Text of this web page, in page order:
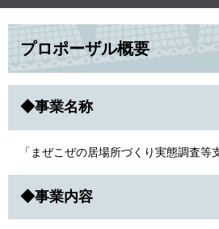
プロポーザル概要
◆事業名称
「まぜこぜの居場所づくり実態調査等
◆事業内容